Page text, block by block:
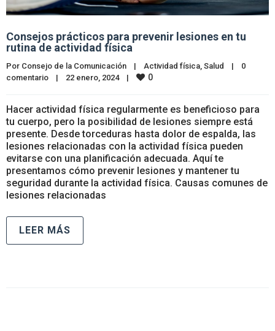
Consejos prácticos para prevenir lesiones en tu
rutina de actividad física
Por Consejo de la Comunicación | Actividad física Salud |
0
comentario
| 22 enero, 2024 | 0
Hacer actividad física regularmente es beneficioso para
tu cuerpo, pero la posibilidad de lesiones siempre está
presente. Desde torceduras hasta dolor de espalda, las
lesiones relacionadas con la actividad física pueden
evitarse con una planificación adecuada. Aquí te
presentamos cómo prevenir lesiones y mantener tu
seguridad durante la actividad física. Causas comunes de
lesiones relacionadas
LEER MÁS